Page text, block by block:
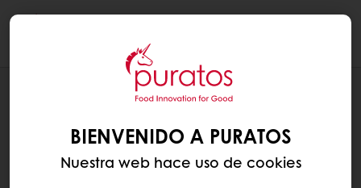
SUBIDA DE PRECIOS DE LA
MANTEQUILLA
BIENVENIDO A PURATOS
Nuestra web hace uso de cookies